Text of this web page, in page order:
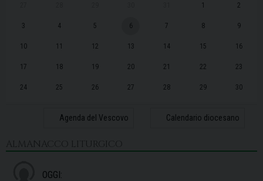
1 2
3 4 5 6 7 8 9
10 11 12 13 14 15 16
17 18 19 20 21 22 23
24 25 26 27 28 29 30
Agenda del Vescovo Calendario diocesano
ALMANACCO LITURGICO
OGGI: